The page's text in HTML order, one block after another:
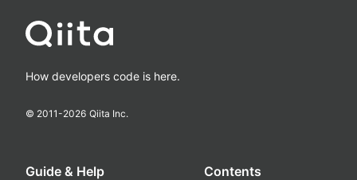
How developers code is here.
© 2011-2026 Qiita Inc.
Guide & Help Contents